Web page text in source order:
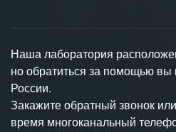
Наша лаборатория
но обратиться за помощью вы
России.
Закажите обратный звонок
время многоканальный